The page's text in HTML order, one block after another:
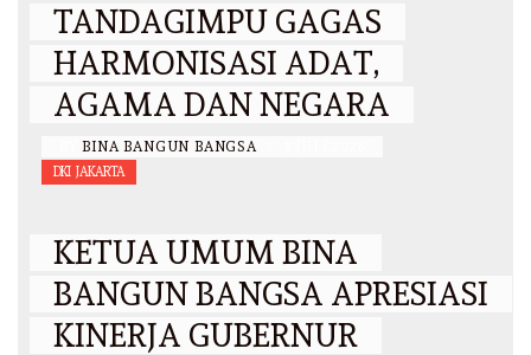
TANDAGIMPU GAGAS
HARMONISASI ADAT,
AGAMA DAN NEGARA
BINA BANGUN BANGSA
DKI JAKARTA
KETUA UMUM BINA
BANGUN BANGSA APRESIASI
KINERJA GUBERNUR